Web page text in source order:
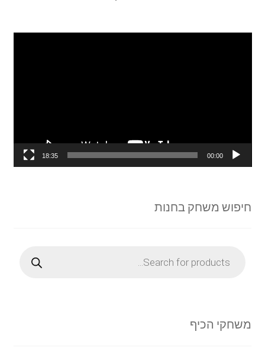
00:00
18:35
חיפוש משחק בחנות
search
משחקי הכיף